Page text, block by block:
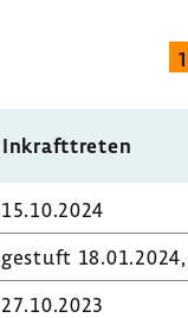
1
Inkraft­treten
15.10.2024
gestuft
27.10.2023